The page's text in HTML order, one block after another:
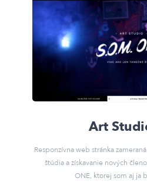
Art
Responzívna web stránka
štúdia a získavanie nových
ONE, ktorej som aj ja